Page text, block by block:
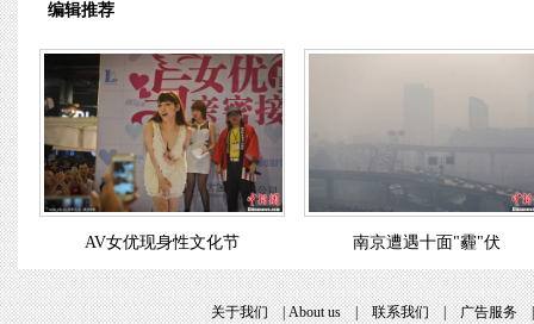
编辑推荐
AV女优现身性文化节 南京遭遇十面"霾"伏
关于我们|About us|联系我们|广告服务